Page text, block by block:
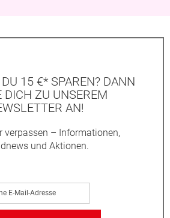
15 €* SPAREN? DANN
DICH ZU UNSEREM
AN!
verpassen – Informationen,
und Aktionen.